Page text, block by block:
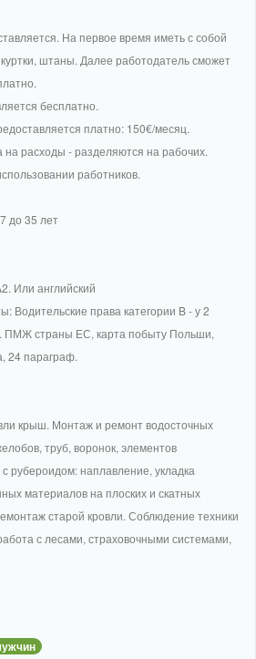
На первое время иметь с собой
штаны. Далее работодатель сможет
бесплатно.
платно: 150€/месяц.
расходы - разделяются на рабочих.
работников.
до 35 лет
Или английский
Водительские права категории B - у 2
ПМЖ страны ЕС, карта побыту Польши,
24 параграф.
крыш. Монтаж и ремонт водосточных
труб, воронок, элементов
рубероидом: наплавление, укладка
материалов на плоских и скатных
старой кровли. Соблюдение техники
с лесами, страховочными системами,